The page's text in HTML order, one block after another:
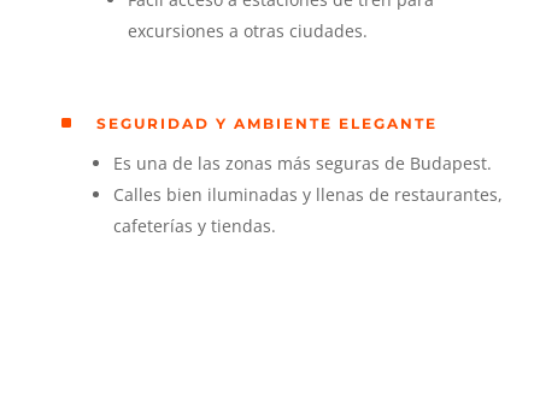
excursiones a otras ciudades.
^ SEGURIDAD Y AMBIENTE ELEGANTE
Es una de las zonas más seguras de Budapest.
Calles bien iluminadas y llenas de restaurantes,
cafeterías y tiendas.